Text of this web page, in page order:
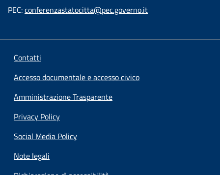
PEC:conferenzastatocitta@pec.governo.it
Contatti
Accesso documentale e accesso civico
Amministrazione Trasparente
Privacy Policy
Social Media Policy
Note legali